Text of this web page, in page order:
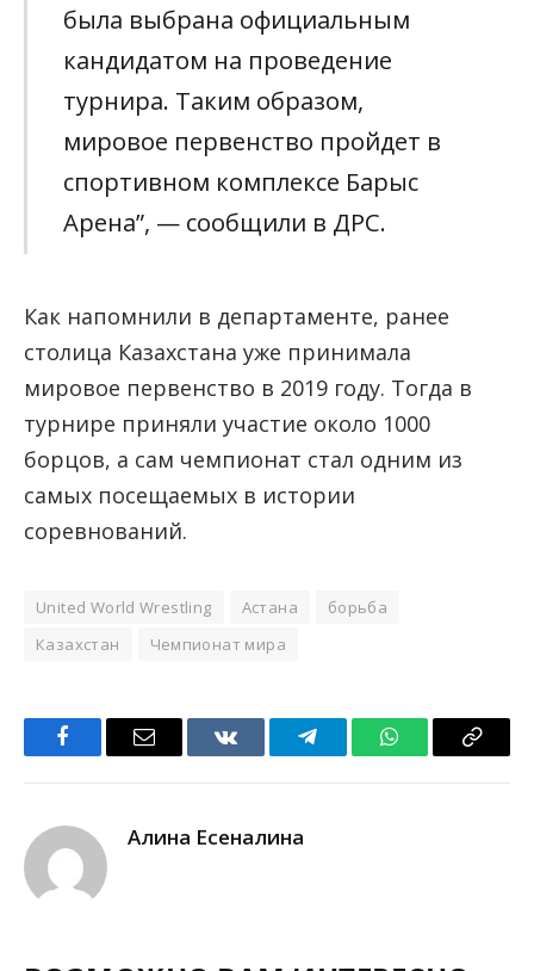
была выбрана официальным
кандидатом на проведение
турнира. Таким образом,
мировое первенство пройдет в
спортивном комплексе Барыс
Арена”, — сообщили в ДРС.
Как напомнили в департаменте, ранее
столица Казахстана уже принимала
мировое первенство в 2019 году. Тогда в
турнире приняли участие около 1000
борцов, а сам чемпионат стал одним из
самых посещаемых в истории
соревнований.
United World Wrestling Астана
борьба
Казахстан
Чемпионат мира
FacebookEmail VKontakteTelegramWhatsAppCopy
Алина Есеналина